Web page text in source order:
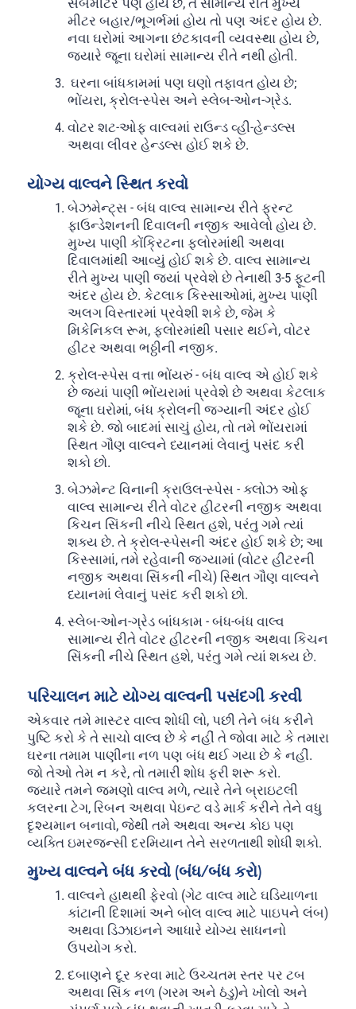
મીટર બહાર/ભૂગર્ભમાં હોય તો પણ અંદર હોય છે.
નવા ઘરોમાં આગના છંટકાવની વ્યવસ્થા હોય છે,
જ્યારે જૂના ઘરોમાં સામાન્ય રીતે નથી હોતી.
ઘરના બાંધકામમાં પણ ઘણો તફાવત હોય છે;
ભોંયરા, ક્રોલ-સ્પેસ અને સ્લેબ-ઓન-ગ્રેડ.
વોટર શટ-ઓફ વાલ્વમાં રાઉન્ડ વ્હી-હેન્ડલ્સ
અથવા લીવર હેન્ડલ્સ હોઈ શકે છે.
યોગ્ય વાલ્વને સ્થિત કરવો
બેઝમેન્ટ્સ - બંધ વાલ્વ સામાન્ય રીતે ફ્રન્ટ
ફાઉન્ડેશનની દિવાલની નજીક આવેલો હોય છે.
મુખ્ય પાણી કોંક્રિટના ફ્લોરમાંથી અથવા
દિવાલમાંથી આવ્યું હોઈ શકે છે. વાલ્વ સામાન્ય
રીતે મુખ્ય પાણી જ્યાં પ્રવેશે છે તેનાથી 3-5 ફૂટની
અંદર હોય છે. કેટલાક કિસ્સાઓમાં, મુખ્ય પાણી
અલગ વિસ્તારમાં પ્રવેશી શકે છે, જેમ કે
મિકેનિકલ રૂમ, ફ્લોરમાંથી પસાર થઈને, વોટર
હીટર અથવા ભઠ્ઠીની નજીક.
ક્રોલ-સ્પેસ વત્તા ભોંયરું - બંધ વાલ્વ એ હોઈ શકે
છે જ્યાં પાણી ભોંયરામાં પ્રવેશે છે અથવા કેટલાક
જૂના ઘરોમાં, બંધ ક્રોલની જગ્યાની અંદર હોઈ
શકે છે. જો બાદમાં સાચું હોય, તો તમે ભોંયરામાં
સ્થિત ગૌણ વાલ્વને ધ્યાનમાં લેવાનું પસંદ કરી
શકો છો.
બેઝમેન્ટ વિનાની ક્રાઉલ-સ્પેસ - ક્લોઝ ઓફ
વાલ્વ સામાન્ય રીતે વોટર હીટરની નજીક અથવા
કિચન સિંકની નીચે સ્થિત હશે, પરંતુ ગમે ત્યાં
શક્ય છે. તે ક્રોલ-સ્પેસની અંદર હોઈ શકે છે; આ
કિસ્સામાં, તમે રહેવાની જગ્યામાં (વોટર હીટરની
નજીક અથવા સિંકની નીચે) સ્થિત ગૌણ વાલ્વને
ધ્યાનમાં લેવાનું પસંદ કરી શકો છો.
સ્લેબ-ઓન-ગ્રેડ બાંધકામ - બંધ-બંધ વાલ્વ
સામાન્ય રીતે વોટર હીટરની નજીક અથવા કિચન
સિંકની નીચે સ્થિત હશે, પરંતુ ગમે ત્યાં શક્ય છે.
પરિચાલન માટે યોગ્ય વાલ્વની પસંદગી કરવી
એકવાર તમે માસ્ટર વાલ્વ શોધી લો, પછી તેને બંધ કરીને
પુષ્ટિ કરો કે તે સાચો વાલ્વ છે કે નહીં તે જોવા માટે કે તમારા
ઘરના તમામ પાણીના નળ પણ બંધ થઈ ગયા છે કે નહીં.
જો તેઓ તેમ ન કરે, તો તમારી શોધ ફરી શરૂ કરો.
જ્યારે તમને જમણો વાલ્વ મળે, ત્યારે તેને બ્રાઇટલી
કલરના ટેગ, રિબન અથવા પેઇન્ટ વડે માર્ક કરીને તેને વધુ
દૃશ્યમાન બનાવો, જેથી તમે અથવા અન્ય કોઇ પણ
વ્યક્તિ ઇમરજન્સી દરમિયાન તેને સરળતાથી શોધી શકો.
મુખ્ય વાલ્વને બંધ કરવો (બંધ/બંધ કરો)
વાલ્વને હાથથી ફેરવો (ગેટ વાલ્વ માટે ઘડિયાળના
કાંટાની દિશામાં અને બોલ વાલ્વ માટે પાઇપને લંબ)
અથવા ડિઝાઇનને આધારે યોગ્ય સાધનનો
ઉપયોગ કરો.
દબાણને દૂર કરવા માટે ઉચ્ચતમ સ્તર પર ટબ
અથવા સિંક નળ (ગરમ અને ઠંડુ)ને ખોલો અને